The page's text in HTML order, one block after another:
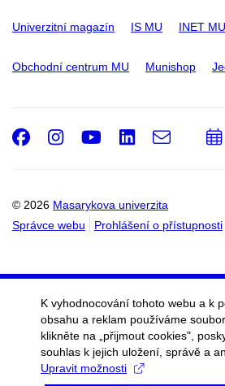
Univerzitní magazín IS MU INET MU
Obchodní centrum MU Munishop
© 2026 Masarykova univerzita
Správce webu
Prohlášení o přístupnosti
Facebook
Instagram
Youtube
LinkedIn
e-
K vyhodnocování tohoto webu a k
obsahu a reklam používáme
klikněte na „přijmout cookies",
souhlas k jejich uložení, správě a
Upravit možnosti